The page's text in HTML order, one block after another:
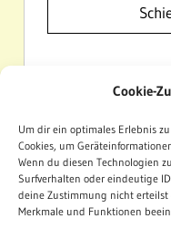
Cookie-
Um dir ein optimales Erlebnis
Cookies, um
Wenn du diesen Technologien
Surfverhalten oder eindeutige
deine Zustimmung nicht
Merkmale und Funktionen
KINDER-ZELTLAGER
ZELTLAGER 2015
Vorheriger Beitrag